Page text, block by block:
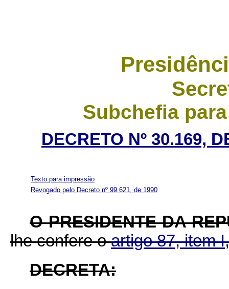
Subchefia
DECRETO Nº 30.169,
Texto para impressão
Revogado pelo Decreto nº 99.621, de 1990
O PRESIDENTE DA
lhe confere oartigo 87, item
DECRETA: